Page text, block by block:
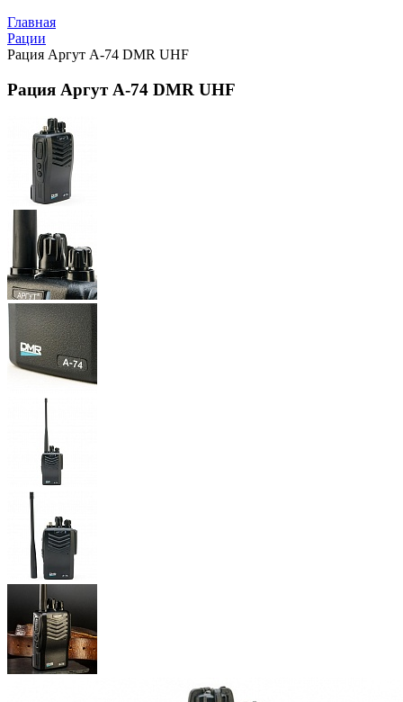
Главная
Рации
Рация Аргут А-74 DMR UHF
Рация Аргут А-74 DMR UHF